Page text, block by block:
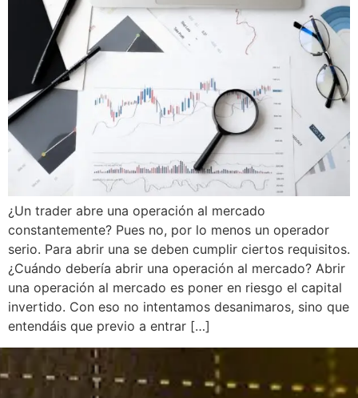
¿Un trader abre una operación al mercado
constantemente? Pues no, por lo menos un operador
serio. Para abrir una se deben cumplir ciertos requisitos.
¿Cuándo debería abrir una operación al mercado? Abrir
una operación al mercado es poner en riesgo el capital
invertido. Con eso no intentamos desanimaros, sino que
entendáis que previo a entrar […]